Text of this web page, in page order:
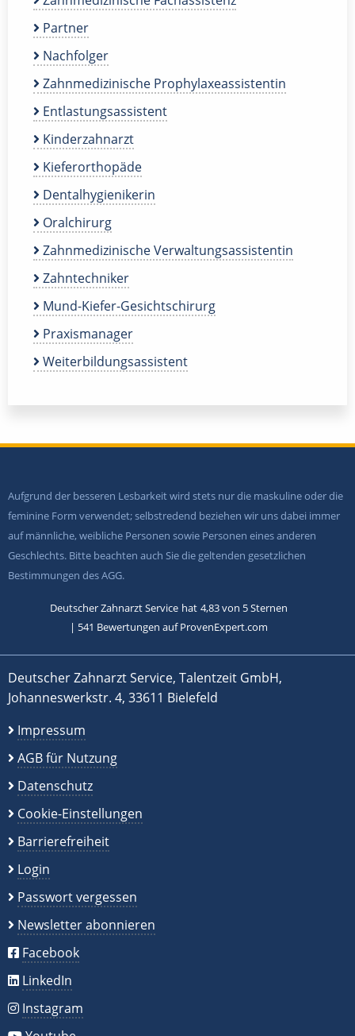
Partner
Nachfolger
Zahnmedizinische Prophylaxeassistentin
Entlastungsassistent
Kinderzahnarzt
Kieferorthopäde
Dentalhygienikerin
Oralchirurg
Zahnmedizinische Verwaltungsassistentin
Zahntechniker
Mund-Kiefer-Gesichtschirurg
Praxismanager
Weiterbildungsassistent
Aufgrund der besseren Lesbarkeit wird stets nur die maskuline oder die
feminine Form verwendet; selbstredend beziehen wir uns dabei immer
auf männliche, weibliche Personen sowie Personen eines anderen
Geschlechts. Bitte beachten auch Sie die geltenden gesetzlichen
Bestimmungen des AGG.
Deutscher Zahnarzt Service hat 4,83von 5Sternen
| 541 Bewertungen auf ProvenExpert.com
Deutscher Zahnarzt Service, Talentzeit GmbH,
Johanneswerkstr. 4, 33611 Bielefeld
Impressum
AGB für Nutzung
Datenschutz
Cookie-Einstellungen
Barrierefreiheit
Login
Passwort vergessen
Newsletter abonnieren
Facebook
LinkedIn
Instagram